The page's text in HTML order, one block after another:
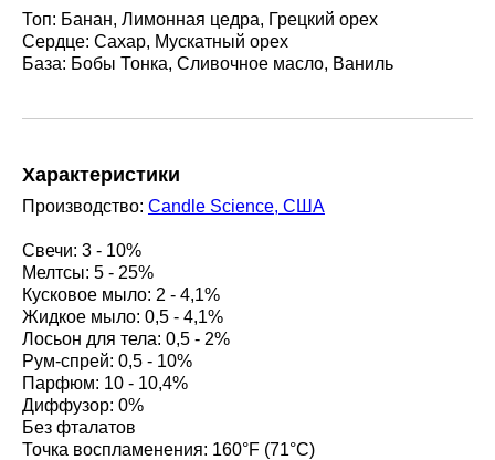
Топ: Банан, Лимонная цедра, Грецкий орех
Сердце: Сахар, Мускатный орех
База: Бобы Тонка, Сливочное масло, Ваниль
Характеристики
Производство: Candle Science, США
Свечи: 3 - 10%
Мелтсы: 5 - 25%
Кусковое мыло: 2 - 4,1%
Жидкое мыло: 0,5 - 4,1%
Лосьон для тела: 0,5 - 2%
Рум-спрей: 0,5 - 10%
Парфюм: 10 - 10,4%
Диффузор: 0%
Без фталатов
Точка воспламенения: 160°F (71°C)